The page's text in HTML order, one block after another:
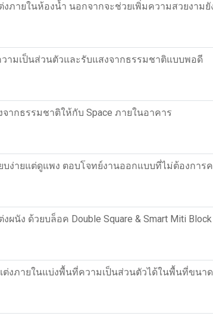
งภายในห้องน้ำ นอกจากจะช่วยเพิ่มความสวยงา
ามเป็นส่วนตัวและรับแสงจากธรรมชาติแบบพอดี
จากธรรมชาติให้กับ Space ภายในอาคาร
ยบง่ายแต่ดูแพง ตอบโจทย์งานออกแบบที่ไม่ต้องการ
ง ด้วยบล็อค Double Square & Smart Miti Block
ต่งภายในแบ่งพื้นที่ความเป็นส่วนตัวได้ในพื้นที่ขนา